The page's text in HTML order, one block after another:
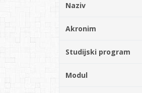
Naziv
Akronim
Studijski program
Modul